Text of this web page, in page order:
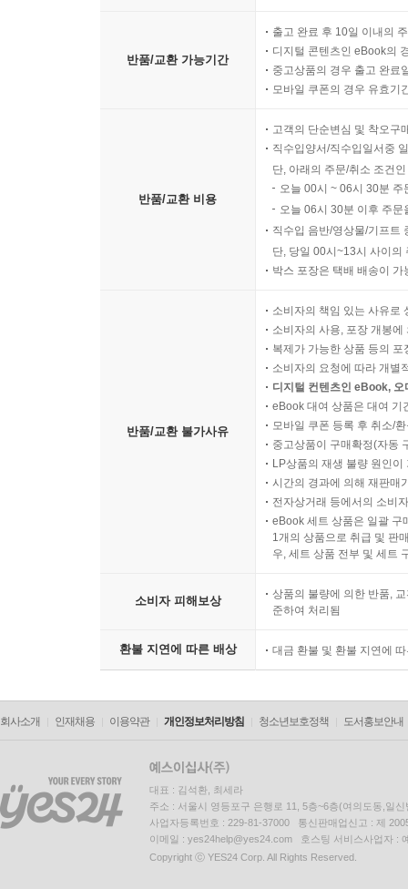
반품/교환 가능기간
출고 완료 후 10일 이내의
디지털 콘텐츠인 eBook의
중고상품의 경우 출고 완료
모바일 쿠폰의 경우 유효기
반품/교환 비용
고객의 단순변심 및 착오구
직수입양서/직수입일서중
단, 아래의 주문/취소 조건
오늘 00시 ~ 06시 30분
오늘 06시 30분 이후 주
직수입 음반/영상물/기프트
단, 당일 00시~13시 사이의
박스 포장은 택배 배송이
반품/교환 불가사유
소비자의 책임 있는 사유로
소비자의 사용, 포장 개봉
복제가 가능한 상품 등의
소비자의 요청에 따라 개별
디지털 컨텐츠인 eBook,
eBook 대여 상품은 대여 기
모바일 쿠폰 등록 후 취소/
중고상품이 구매확정(자동
LP상품의 재생 불량 원인
시간의 경과에 의해 재판매
전자상거래 등에서의 소비
eBook 세트 상품은 일괄 구
1개의 상품으로 취급 및 판
우, 세트 상품 전부 및 세트
소비자 피해보상
상품의 불량에 의한 반품,
준하여 처리됨
환불 지연에 따른 배상 대금 환불 및 환불 지연에
회사소개 인재채용 이용약관 개인정보처리방침 청소년보호정책 도서홍보안내
대표 : 김석환, 최세라
주소 : 서울시 영등포구 은행로 11, 5층~6층(여의도동,일신
사업자등록번호 : 229-81-37000 통신판매업신고 : 제
이메일 : yes24help@yes24.com 호스팅 서비스사업자 :
Copyright ⓒ YES24 Corp. All Rights Reserved.